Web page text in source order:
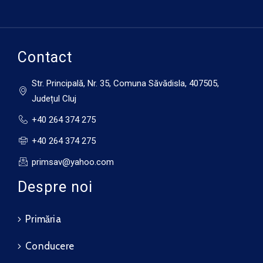
Contact
Str. Principală, Nr. 35, Comuna Săvădisla, 407505,
Județul Cluj
+40 264 374 275
+40 264 374 275
primsav@yahoo.com
Despre noi
Primăria
Conducere